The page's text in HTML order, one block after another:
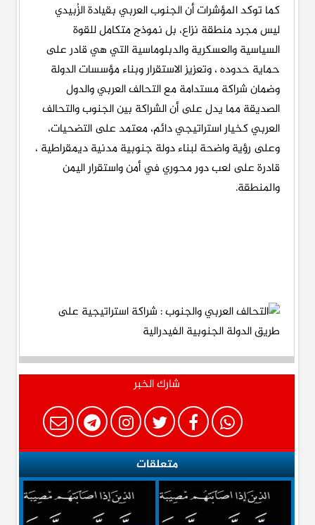
كما توكد المؤشرات أن الجنوب العربي بقيادة الزُبيدي
ليس مجرد منطقة نزاع، بل نموذج متكامل للقوة
السياسية والعسكرية والدبلوماسية التي هي قادر على
حماية حدوده ، وتعزيز الاستقرار وبناء مؤسسات الدولة
وضمان شراكة مستدامة مع التحالف العربي والدول
الصديقة مما يدل على أن الشراكة بين الجنوب والتحالف
العربي كخيار استراتيجي دائم، معتمد على التضحيات،
وعلى رؤية واضحة لبناء دولة جنوبية مدنية ديمقراطية ،
قادرة على لعب دور محوري في أمن واستقرار اليمن
والمنطقة.
شارك الخبر
متعلقات